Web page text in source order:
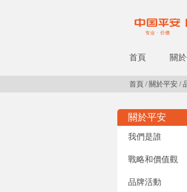
首頁 關
首頁 / 關於平安 /
關於平安
我們是誰
戰略和價值觀
品牌活動